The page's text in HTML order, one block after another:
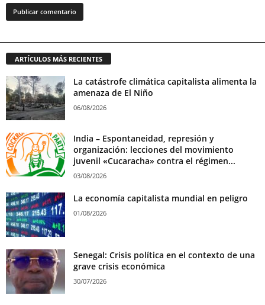
ARTÍCULOS MÁS RECIENTES
La catástrofe climática capitalista alimenta la
amenaza de El Niño
06/08/2026
India – Espontaneidad, represión y
organización: lecciones del movimiento
juvenil «Cucaracha» contra el régimen...
03/08/2026
La economía capitalista mundial en peligro
01/08/2026
Senegal: Crisis política en el contexto de una
grave crisis económica
30/07/2026